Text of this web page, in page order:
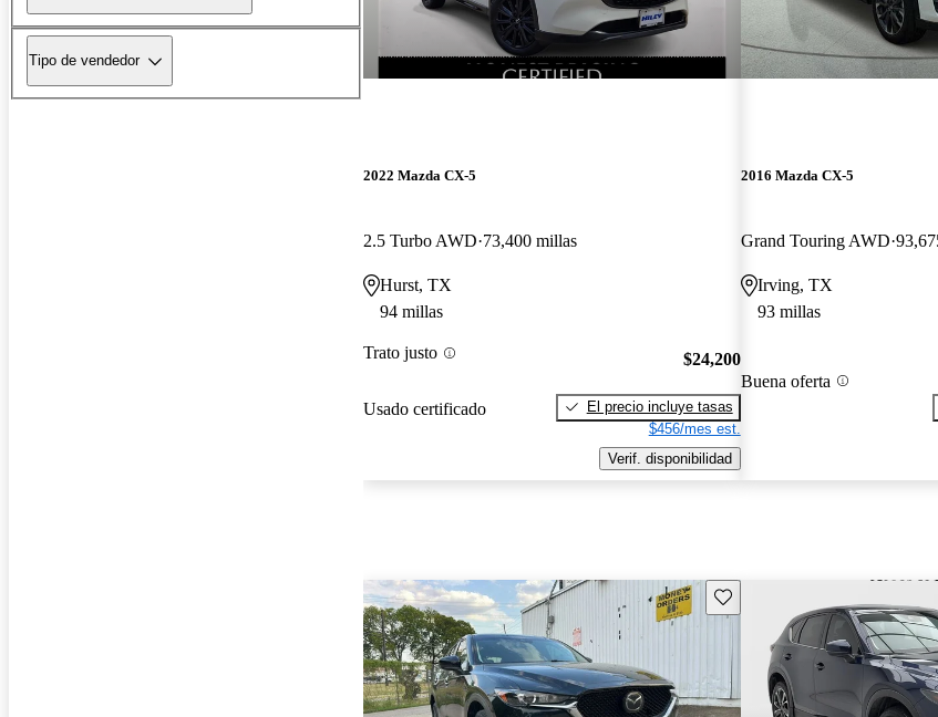
Tipo de vendedor
2022 Mazda CX-5
2.5 Turbo AWD 73,400 millas
Hurst, TX
94 millas
Trato justo
Usado certificado
$24,200
El precio incluye tasas
$456/mes est.
Verif. disponibilidad
2016 Mazda CX-5
Grand Touring AWD
Irving, TX
93 millas
Buena oferta
Guarda este Aviso